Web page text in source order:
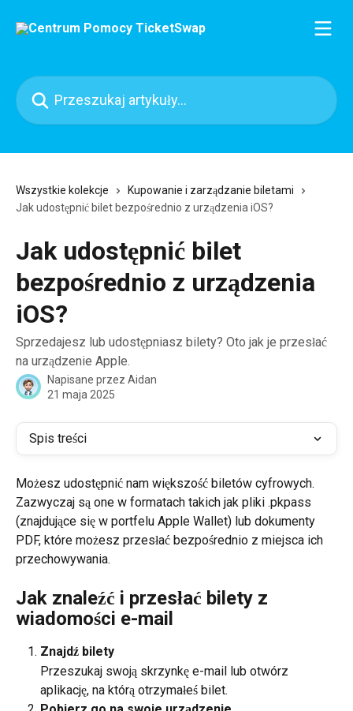
Przeszukaj artykuły...
Wszystkie kolekcje
Kupowanie i zarządzanie biletami
Jak udostępnić bilet bezpośrednio z urządzenia iOS?
Jak udostępnić bilet
bezpośrednio z urządzenia
iOS?
Sprzedajesz lub udostępniasz bilety? Oto jak je przesłać
na urządzenie Apple.
Napisane przez Aidan
21 maja 2025
Spis treści
Możesz udostępnić nam większość biletów cyfrowych.
Zazwyczaj są one w formatach takich jak pliki .pkpass
(znajdujące się w portfelu Apple Wallet) lub dokumenty
PDF, które możesz przesłać bezpośrednio z miejsca ich
przechowywania.
Jak znaleźć i przesłać bilety z
wiadomości e-mail
Znajdź bilety
Przeszukaj swoją skrzynkę e-mail lub otwórz
aplikację, na którą otrzymałeś bilet.